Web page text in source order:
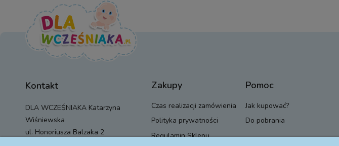
Kontakt
DLA WCZEŚNIAKA Katarzyna
Wiśniewska
ul. Honoriusza Balzaka 2
Zakupy
Czas realizacji zamówienia
Polityka prywatności
Regulamin Sklepu
Pomoc
Jak kupować?
Do pobrania